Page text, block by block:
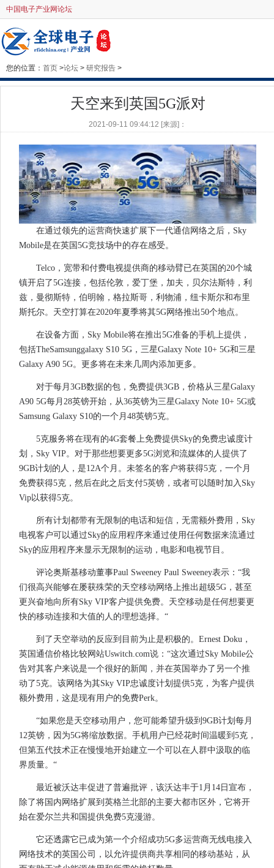
中国电子产业网论坛
您的位置： 首页 >论坛 > 研究报告 >
天空来到英国5G派对
2021-09-11 09:44:12 [来源]：
在通过领先的运营商快速扩展下一代通信网络之后，Sky
Mobile是在英国5G竞技场中的存在感受。
Telco，宽带和付费电视提供商的移动臂已在英国的20个城
镇开启了5G连接，包括伦敦，爱丁堡，加夫，贝尔法斯特，利
兹，曼彻斯特，伯明翰，格拉斯哥，利物浦，纽卡斯尔和布里
斯托尔。天空打算在2020年夏季将其5G网络推出50个地点。
在设备方面，Sky Mobile将在推出5G准备的手机上提供，
包括TheSamsunggalaxy S10 5G，三星Galaxy Note 10+ 5G和三星
Galaxy A90 5G。更多将在未来几周内添加更多。
对于每月3GB数据的包，免费提供3GB，价格从三星Galaxy
A90 5G每月28英镑开始，从36英镑为三星Galaxy Note 10+ 5G或
Samsung Galaxy S10的一个月48英镑5克。
5克服务将在现有的4G套餐上免费提供Sky的免费忠诚度计
划，Sky VIP。对于那些想要更多5G浏览和流媒体的人提供了
9GB计划的人，是12A个月。未签名的客户将获得5克，一个月
免费获得5克，然后在此之后支付5英镑，或者可以随时加入Sky
Vip以获得5克。
所有计划都带有无限制的电话和短信，无需额外费用，Sky
电视客户可以通过Sky的应用程序来通过使用任何数据来流通过
Sky的应用程序来显示无限制的运动，电影和电视节目。
评论奥斯基移动董事P​​aul Sweeney Paul Sweeney表示：“我
们很高兴能够在屡获殊荣的天空移动网络上推出超级5G，甚至
更兴奋地向所有Sky VIP客户提供免费。天空移动是任何想要更
快的移动连接和大值的人的理想选择。“
到了天空举动的反应到目前为止是积极的。Ernest Doku，
英国通信价格比较网站Uswitch.com说：“这次通过Sky Mobile公
告对其客户来说是一个很好的新闻，并在英国举办了另一个推
动了5克。该网络为其Sky VIP忠诚度计划提供5克，为客户提供
额外费用，这是现有用户的免费Perk。
“如果您是天空移动用户，您可能希望升级到9GB计划每月
12英镑，因为5G将缩放数据。手机用户已经花时间温暖到5克，
但第五代技术正在慢慢地开始建立一个可以在人群中汲取的临
界质量。“
最近被沃达丰促进了普遍批评，该沃达丰于1月14日宣布，
除了将国内网络扩展到英格兰北部的主要大都市区外，它将开
始在爱尔兰共和国提供免费5克漫游。
它还透露它已成为第一个介绍成功5G多运营商无线电接入
网络技术的英国公司，以允许提供商共享相同的移动基站，从